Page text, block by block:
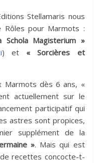
Stellamaris nous
Rôles pour Marmots :
Schola Magisterium »
) et « Sorcières et
Marmots dès 6 ans, «
actuellement sur le
participatif qui
astres sont propices,
supplément de la
». Mais qui est
recettes concocte-t-